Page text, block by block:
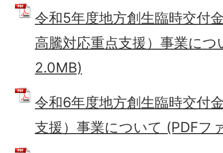
令和5年度地方創生臨時交付
高騰対応重点支援）事業に
2.0MB)
令和6年度地方創生臨時交付
支援）事業について (PDFフ